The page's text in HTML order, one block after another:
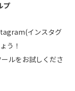
プ
インスタグ
う！
ルをお試しくださ